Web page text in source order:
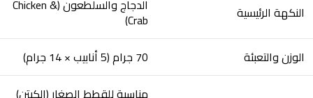
النكهة الرئيسية الدجاج والسلطعون (Chicken &
Crab)
الوزن والتعبئة
70 جرام (5 أنابيب × 14 جرام)